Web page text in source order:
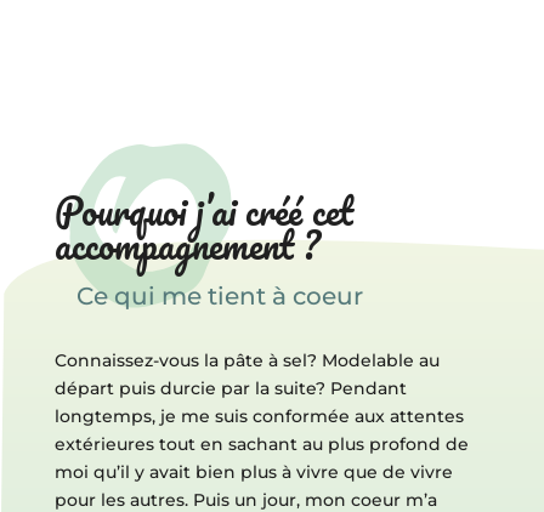
Pourquoi j’ai créé cet
accompagnement ?
Ce qui me tient à coeur
Connaissez-vous la pâte à sel? Modelable au
départ puis durcie par la suite? Pendant
longtemps, je me suis conformée aux attentes
extérieures tout en sachant au plus profond de
moi qu’il y avait bien plus à vivre que de vivre
pour les autres. Puis un jour, mon coeur m’a